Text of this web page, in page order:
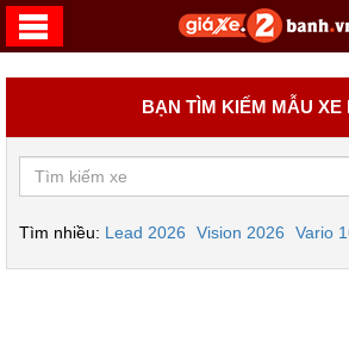
BẠN TÌM KIẾM MẪU XE
Tìm nhiều: Lead 2026 Vision 2026 Vario